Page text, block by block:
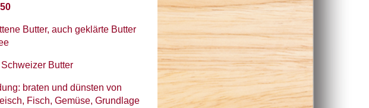
Butter, auch geklärte Butter
Butter
braten und dünsten von
Fisch, Gemüse, Grundlage